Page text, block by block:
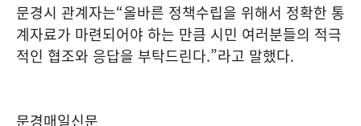
문경시 관계자는“올바른 정책수립을 위해서 정확한 통
계자료가 마련되어야 하는 만큼 시민 여러분들의 적극
적인 협조와 응답을 부탁드린다.”라고 말했다.
문경매일신문